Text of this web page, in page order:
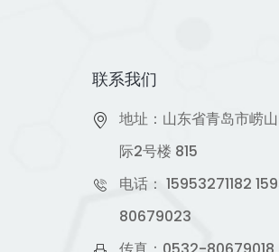
联系我们
地址：山东省青岛市崂
际2号楼 815
电话： 15953271182
80679023